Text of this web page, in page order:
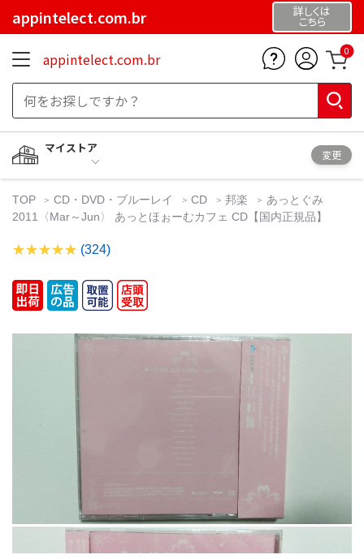
appintelect.com.br 詳しくは
こちら
appintelect.com.br 0
マイストア
変更
TOP CD・DVD・ブルーレイ CD 邦楽
あっとぐみ
2011〈Mar～Jun〉 あっとほぉーむカフェ CD【国内正規品】
(324)